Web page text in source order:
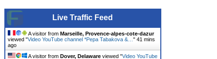
Live Traffic Feed
A visitor from Marseille, Provence-alpes-cote-dazur
viewed "Video YouTube channel *Pepa Tabakova &… " 41 mins
ago
A visitor from Dover, Delawareviewed "Video YouTube